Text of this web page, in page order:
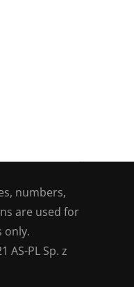
numbers,
are used for
only.
AS-PL Sp. z